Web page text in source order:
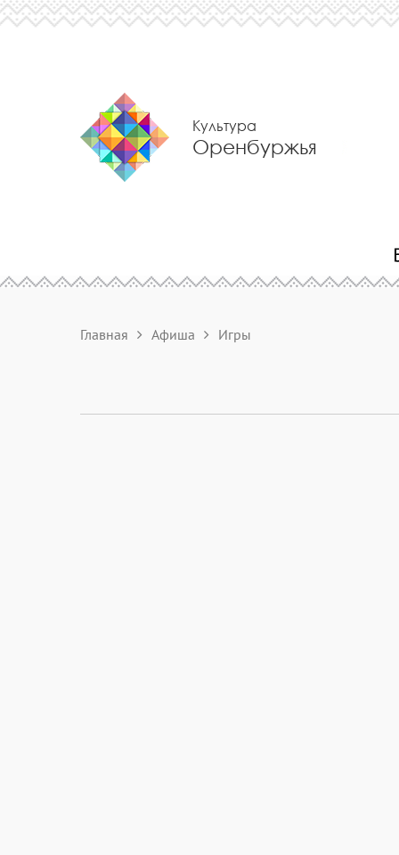
Культура
Оренбуржья
Главная Афиша Игры